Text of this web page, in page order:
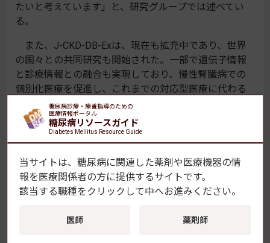
たいと考えています」と、研究グループでは述べてい
る。
また、J-CKD-DB-Exは、現在も拡充中であり、世界
の国々との共同研究も開始された。一部で遺伝子情報
と診療情報との融合も実現しており、慢性腎臓病での
個別化医療を促進し、これまでの対応型医療に代わる
予測的あるいは先制医療に向けて展開していきたいと
している。
「最終的には、"国民、患者、利用者目線"でデータヘ
ルスを推進する研究を目指し、国民の健康維持に貢献
し、Well-being実現に貢献することを目標としていま
す」と述べている。
横浜市立大学附属病院 次世代臨床研究センター
糖尿病診療・療養指導のための
医療情報ポータル
糖尿病リソースガイド
Diabetes Mellitus Resource Guide
当サイトは、糖尿病に関連した薬剤や医療機器の情
報を医療関係者の方に提供するサイトです。
該当する職種をクリックして中へお進みください。
医師 薬剤師